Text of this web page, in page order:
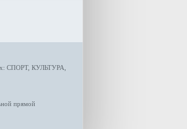
СПОРТ, КУЛЬТУРА,
прямой